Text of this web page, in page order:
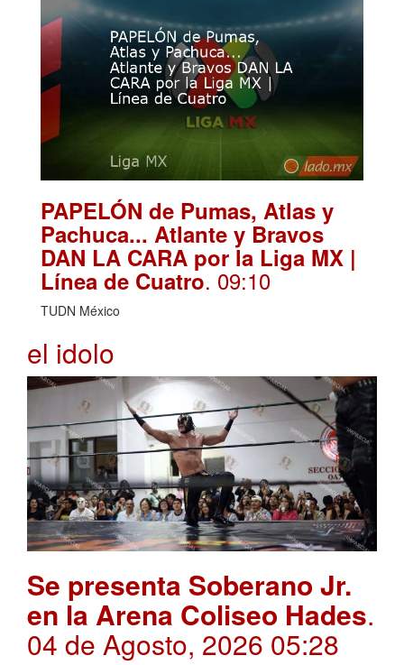
PAPELÓN de Pumas, Atlas y
Pachuca... Atlante y Bravos
DAN LA CARA por la Liga MX |
Línea de Cuatro. 09:10
TUDN México
el idolo
Se presenta Soberano Jr.
en la Arena Coliseo Hades.
04 de Agosto, 2026 05:28